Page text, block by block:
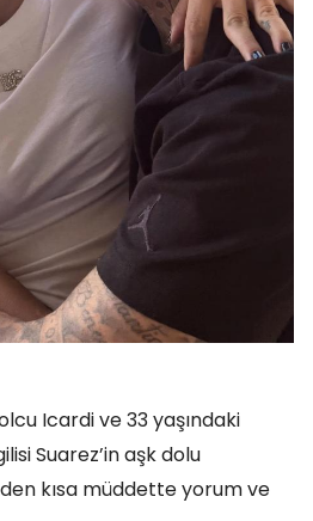
Icardi ve 33 yaşındaki
Suarez’in aşk dolu
kısa müddette yorum ve